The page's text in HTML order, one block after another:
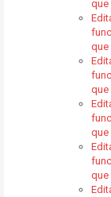
que
que
que
que
que